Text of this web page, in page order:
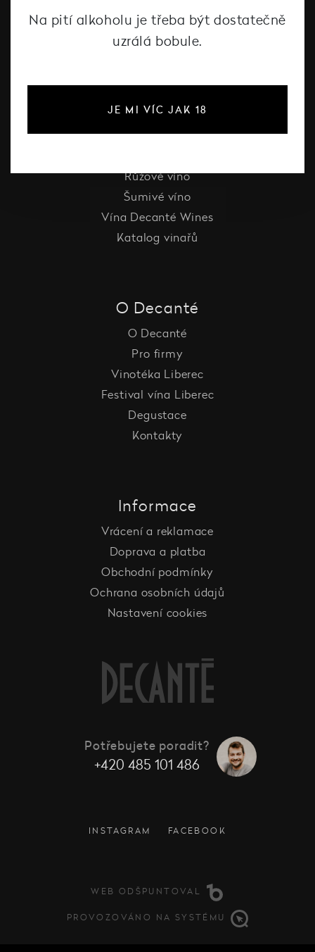
#dcntjelaska
Bílé víno
Růžové víno
Šumivé víno
Vína Decanté Wines
Katalog vinařů
O Decanté
O Decanté
Pro firmy
Vinotéka Liberec
Festival vína Liberec
Degustace
Kontakty
Informace
Vrácení a reklamace
Doprava a platba
Obchodní podmínky
Ochrana osobních údajů
Nastavení cookies
Potřebujete poradit?
+420 485 101 486
INSTAGRAM FACEBOOK
WEB ODŠPUNTOVAL
PROVOZOVÁNO NA SYSTÉMU
Na pití alkoholu je třeba být dostatečně
uzrálá bobule.
JE MI VÍC JAK 18